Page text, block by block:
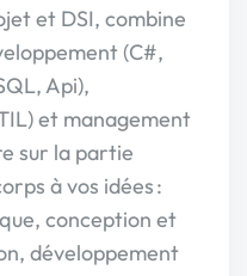
et DSI, combine
(C#,
Api),
et management
sur la partie
à vos idées :
conception et
développement